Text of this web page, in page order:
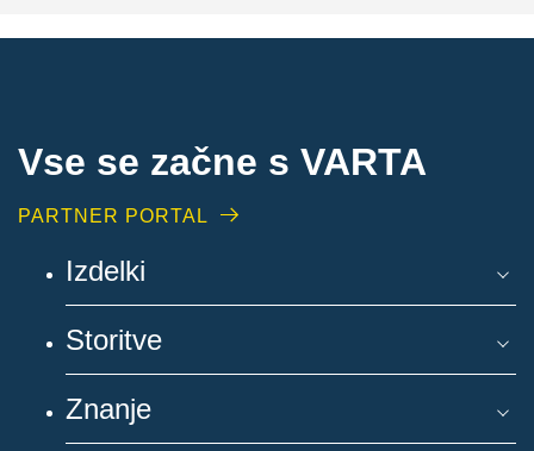
Vse se začne s VARTA
PARTNER PORTAL
Izdelki
Storitve
Znanje